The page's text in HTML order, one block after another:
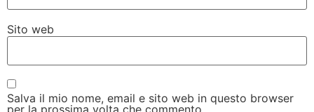
Sito web
Salva il mio nome, email e sito web in questo browser
per la prossima volta che commento.